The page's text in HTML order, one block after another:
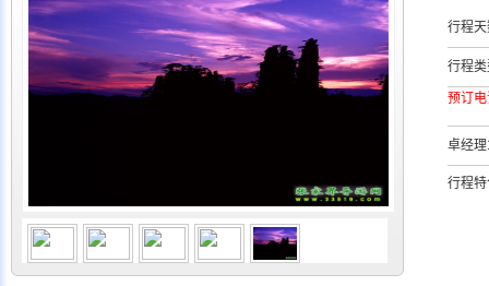
行程
行程
预订
卓经
行程